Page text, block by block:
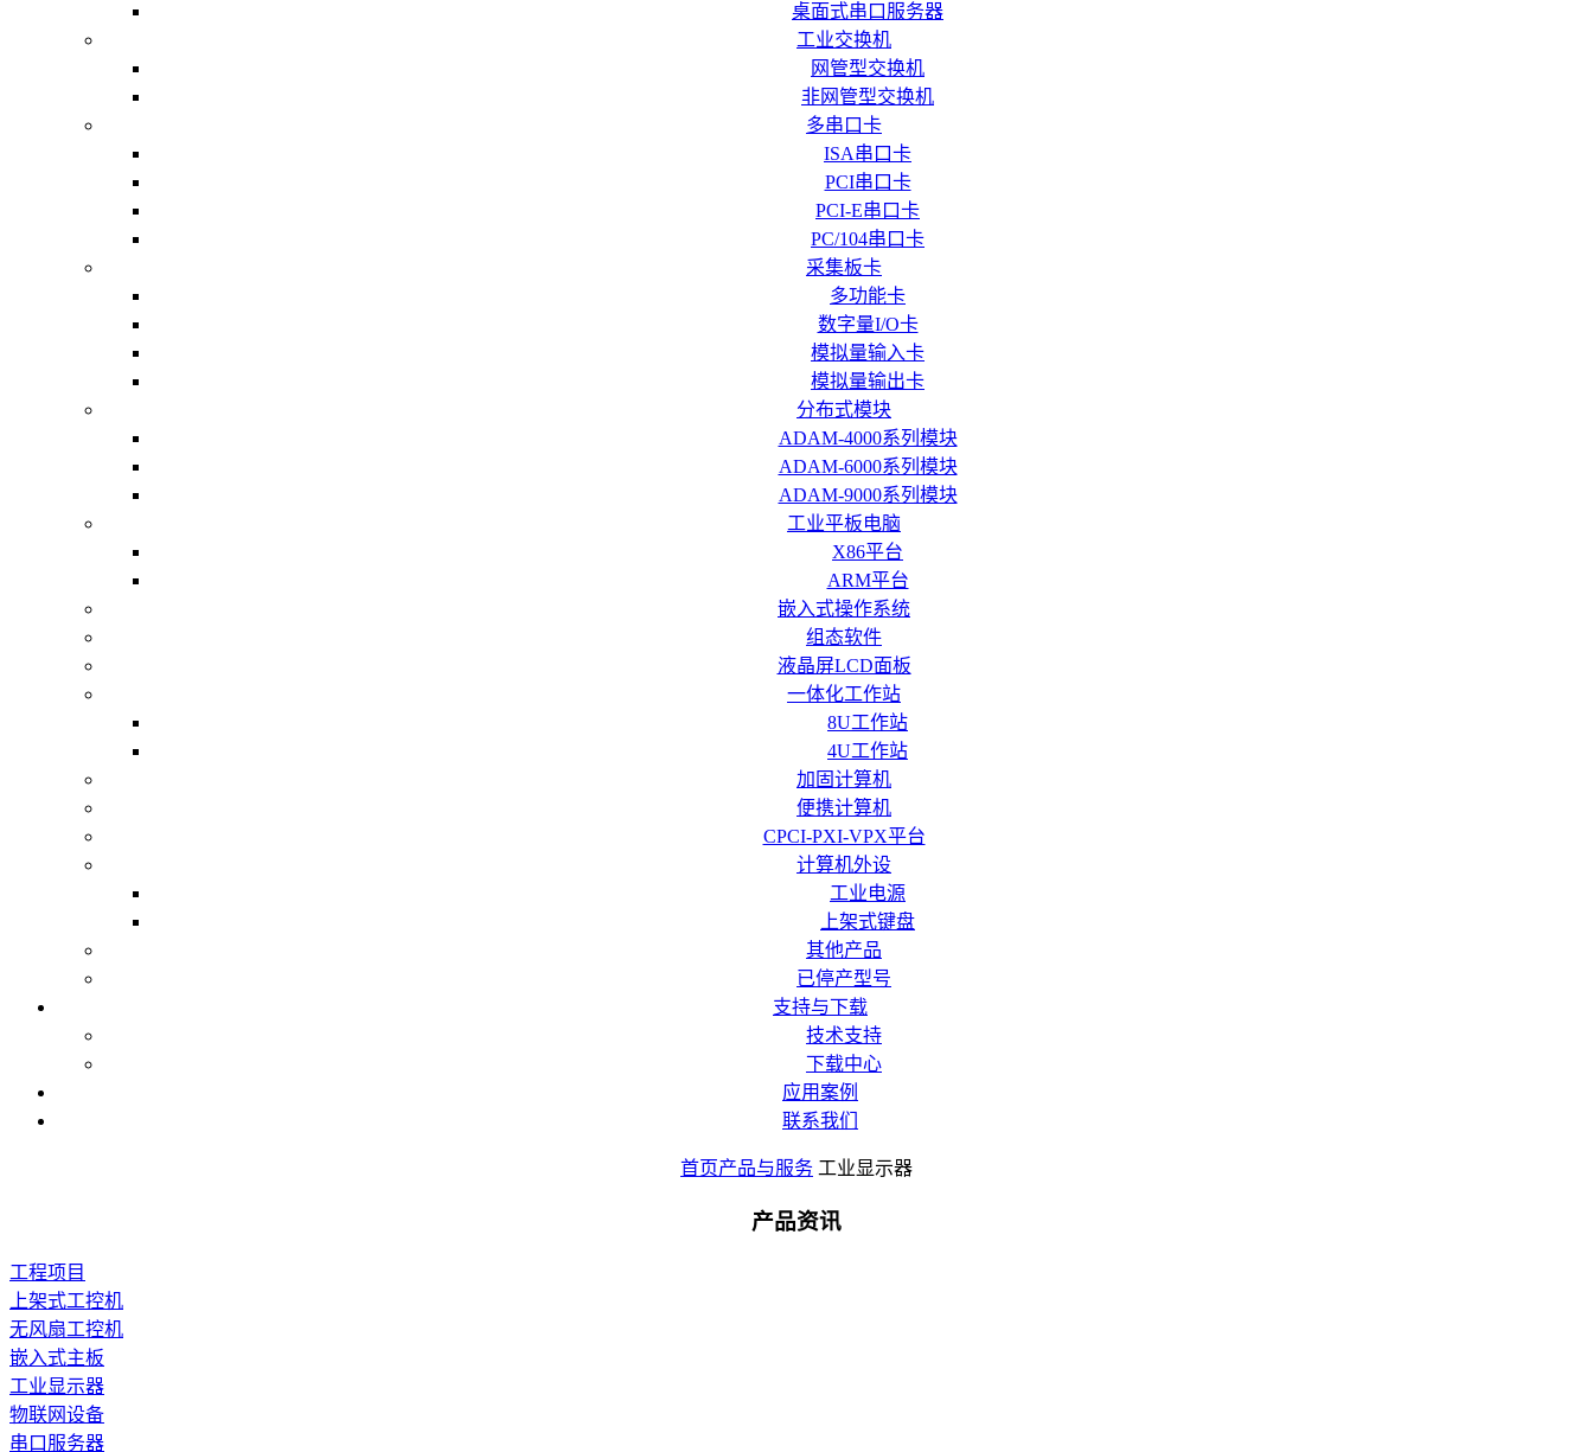
桌面式串口服务器
工业交换机
网管型交换机
非网管型交换机
多串口卡
ISA串口卡
PCI串口卡
PCI-E串口卡
PC/104串口卡
采集板卡
多功能卡
数字量I/O卡
模拟量输入卡
模拟量输出卡
分布式模块
ADAM-4000系列模块
ADAM-6000系列模块
ADAM-9000系列模块
工业平板电脑
X86平台
ARM平台
嵌入式操作系统
组态软件
液晶屏LCD面板
一体化工作站
8U工作站
4U工作站
加固计算机
便携计算机
CPCI-PXI-VPX平台
计算机外设
工业电源
上架式键盘
其他产品
已停产型号
支持与下载
技术支持
下载中心
应用案例
联系我们
首页产品与服务 工业显示器
产品资讯
工程项目
上架式工控机
无风扇工控机
嵌入式主板
工业显示器
物联网设备
串口服务器